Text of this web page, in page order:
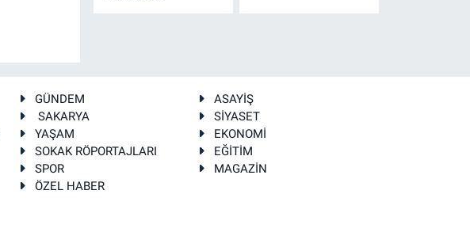
GÜNDEM
ASAYİŞ
SAKARYA
SİYASET
YAŞAM
EKONOMİ
SOKAK RÖPORTAJLARI
EĞİTİM
SPOR
MAGAZİN
ÖZEL HABER